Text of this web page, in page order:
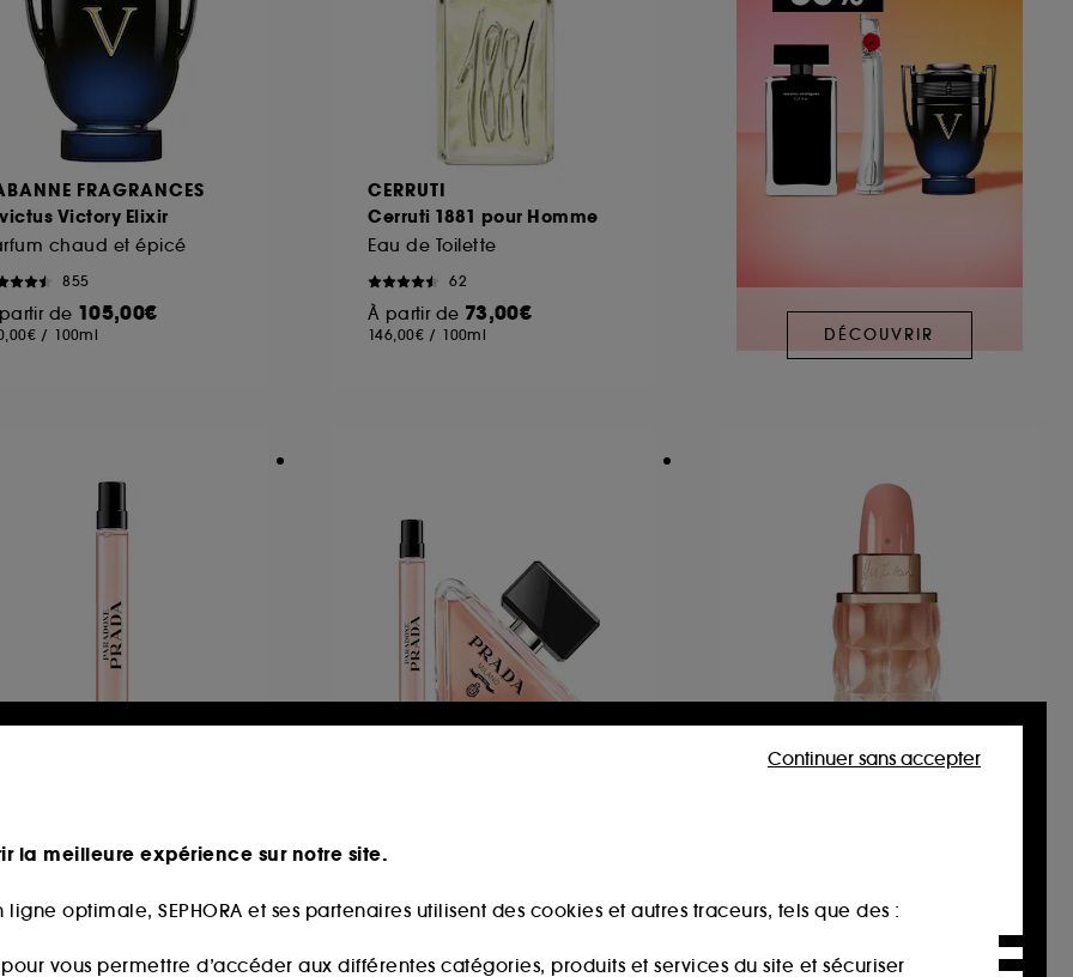
FRAGRANCES
Victory Elixir
chaud et épicé
855
de 105,00€
/ 100ml
CERRUTI
Cerruti 1881 pour Homme
Eau de Toilette
62
À partir de 73,00€
146,00€ / 100ml DÉCOUVRIR
171
/ 100ml
91,90€
CACHAREL
133,00€ /100ml
la meilleure expérience sur notre site.
optimale, SEPHORA et ses partenaires utilisent des cookies et autres traceurs, tels que des :
pour vous permettre d’accéder aux différentes catégories, produits et services du site et sécuriser
Continuer sans accepter